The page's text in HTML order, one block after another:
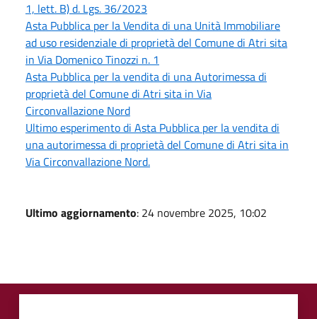
1, lett. B) d. Lgs. 36/2023
Asta Pubblica per la Vendita di una Unità Immobiliare
ad uso residenziale di proprietà del Comune di Atri sita
in Via Domenico Tinozzi n. 1
Asta Pubblica per la vendita di una Autorimessa di
proprietà del Comune di Atri sita in Via
Circonvallazione Nord
Ultimo esperimento di Asta Pubblica per la vendita di
una autorimessa di proprietà del Comune di Atri sita in
Via Circonvallazione Nord.
Ultimo aggiornamento: 24 novembre 2025, 10:02